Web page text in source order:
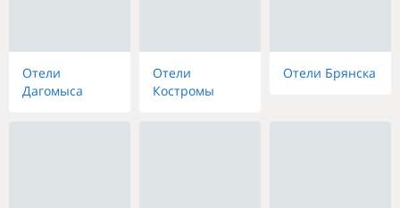
Отели
Дагомыса
Отели
Костромы
Отели Брянска